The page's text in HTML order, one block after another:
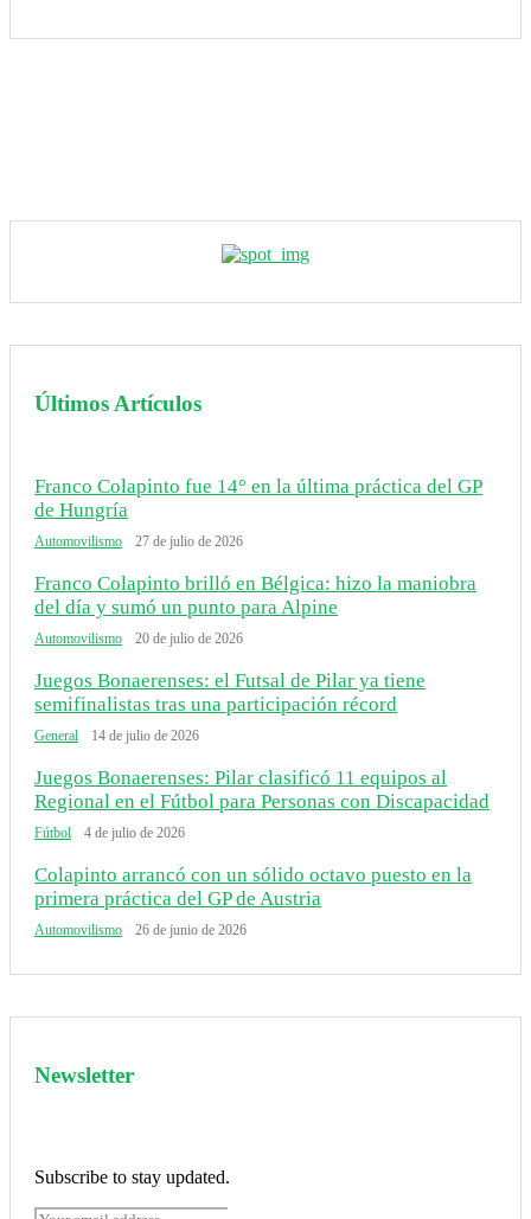
Últimos Artículos
Franco Colapinto fue 14° en la última práctica del GP
de Hungría
Automovilismo 27 de julio de 2026
Franco Colapinto brilló en Bélgica: hizo la maniobra
del día y sumó un punto para Alpine
Automovilismo 20 de julio de 2026
Juegos Bonaerenses: el Futsal de Pilar ya tiene
semifinalistas tras una participación récord
General 14 de julio de 2026
Juegos Bonaerenses: Pilar clasificó 11 equipos al
Regional en el Fútbol para Personas con Discapacidad
Fútbol 4 de julio de 2026
Colapinto arrancó con un sólido octavo puesto en la
primera práctica del GP de Austria
Automovilismo 26 de junio de 2026
Newsletter
Subscribe to stay updated.